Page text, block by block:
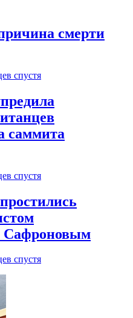
смерти
спустя
саммита
спустя
спустя